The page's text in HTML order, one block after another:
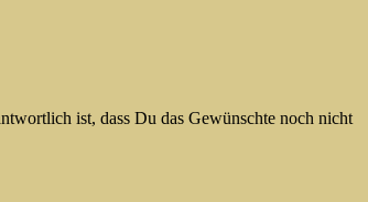
ist, dass Du das Gewünschte noch nicht